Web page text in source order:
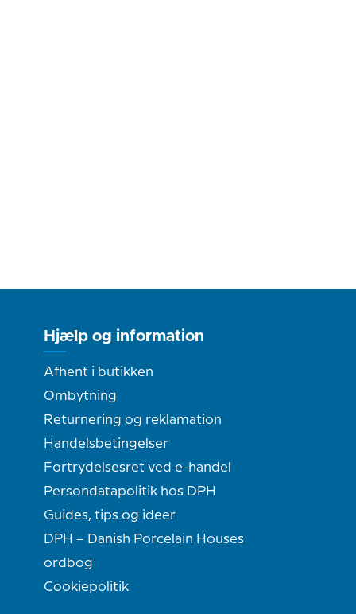
Hjælp og information
Afhent i butikken
Ombytning
Returnering og reklamation
Handelsbetingelser
Fortrydelsesret ved e-handel
Persondatapolitik hos DPH
Guides, tips og ideer
DPH – Danish Porcelain Houses
ordbog
Cookiepolitik